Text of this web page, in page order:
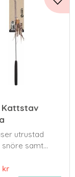
Kattstav
utrustad
snöre samt
kr